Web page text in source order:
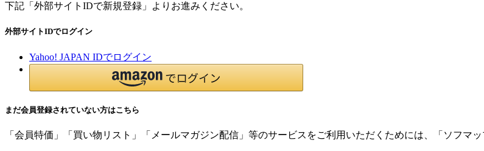
下記「外部サイトIDで新規登録」よりお進みください。
外部サイトIDでログイン
Yahoo! JAPAN IDでログイン
まだ会員登録されていない方はこちら
「会員特価」「買い物リスト」「メールマガジン配信」等のサービスをご利用いただくためには、「ソフマ